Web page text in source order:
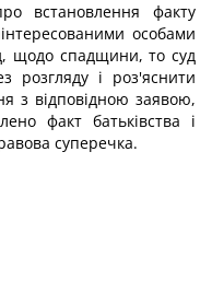
встановлення факту
особами
щодо спадщини, то суд
розгляду і роз'яснити
з відповідною заявою,
факт батьківства і
суперечка.